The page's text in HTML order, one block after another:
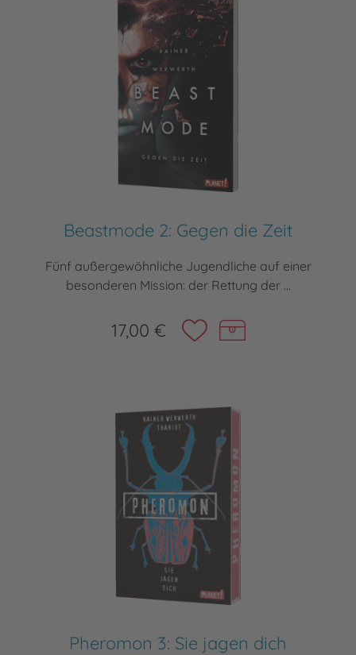
Beastmode 2: Gegen die Zeit
Fünf außergewöhnliche Jugendliche auf einer
besonderen Mission: der Rettung der ...
17,00 €
Pheromon 3: Sie jagen dich